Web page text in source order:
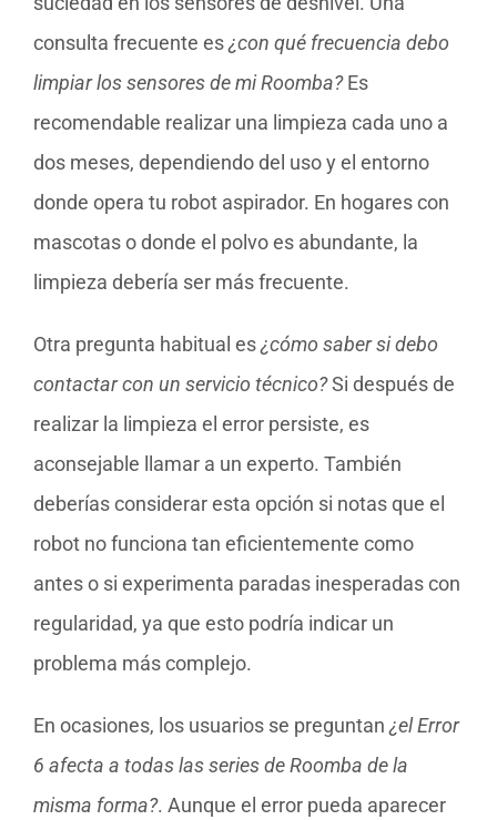
consulta frecuente es¿con qué frecuencia debo
limpiar los sensores de mi Roomba?Es
recomendable realizar una limpieza cada uno a
dos meses, dependiendo del uso y el entorno
donde opera tu robot aspirador. En hogares con
mascotas o donde el polvo es abundante, la
limpieza debería ser más frecuente.
Otra pregunta habitual es¿cómo saber si debo
contactar con un servicio técnico?Si después de
realizar la limpieza el error persiste, es
aconsejable llamar a un experto. También
deberías considerar esta opción si notas que el
robot no funciona tan eficientemente como
antes o si experimenta paradas inesperadas con
regularidad, ya que esto podría indicar un
problema más complejo.
En ocasiones, los usuarios se preguntan¿el Error
6 afecta a todas las series de Roomba de la
misma forma?. Aunque el error pueda aparecer